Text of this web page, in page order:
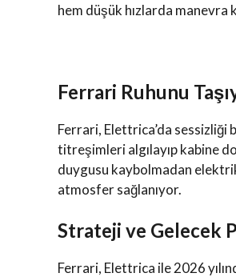
hem düşük hızlarda manevra
Ferrari Ruhunu
Ferrari, Elettrica’da sessizliği
titreşimleri algılayıp kabine
duygusu kaybolmadan
atmosfer sağlanıyor.
Strateji ve Gelecek
Ferrari, Elettrica ile 2026